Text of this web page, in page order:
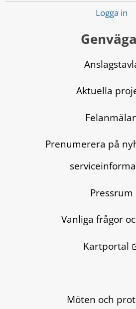
Logga in
Aktuella
Prenumerera på
Pressrum
Vanliga frågor
Kartportal
Möten och